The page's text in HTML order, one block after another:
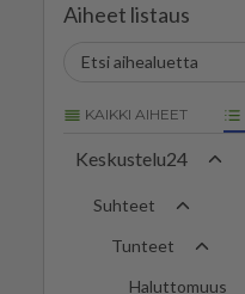
Aiheet listaus
KAIKKI AIHEET
Keskustelu24
Suhteet
Tunteet
Haluttomuus